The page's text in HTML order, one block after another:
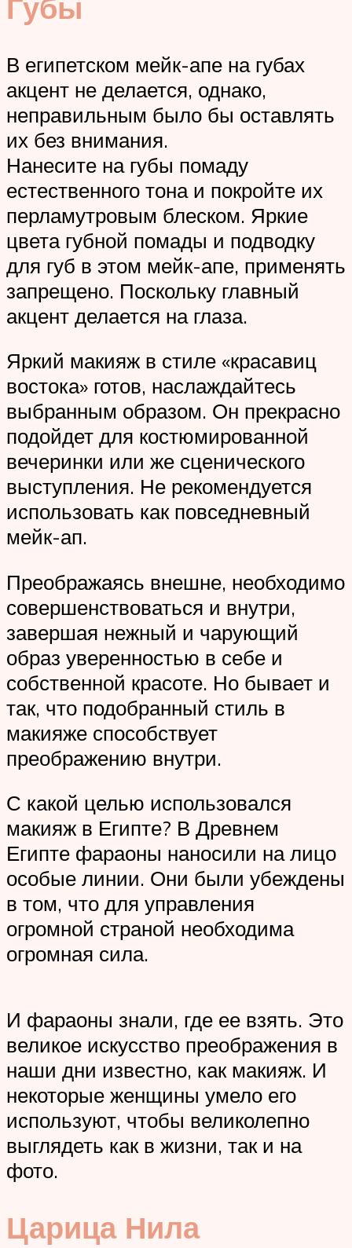
В египетском мейк-апе на губах
акцент не делается, однако,
неправильным было бы оставлять
их без внимания.
Нанесите на губы помаду
естественного тона и покройте их
перламутровым блеском. Яркие
цвета губной помады и подводку
для губ в этом мейк-апе, применять
запрещено. Поскольку главный
акцент делается на глаза.
Яркий макияж в стиле «красавиц
востока» готов, наслаждайтесь
выбранным образом. Он прекрасно
подойдет для костюмированной
вечеринки или же сценического
выступления. Не рекомендуется
использовать как повседневный
мейк-ап.
Преображаясь внешне, необходимо
совершенствоваться и внутри,
завершая нежный и чарующий
образ уверенностью в себе и
собственной красоте. Но бывает и
так, что подобранный стиль в
макияже способствует
преображению внутри.
С какой целью использовался
макияж в Египте? В Древнем
Египте фараоны наносили на лицо
особые линии. Они были убеждены
в том, что для управления
огромной страной необходима
огромная сила.
И фараоны знали, где ее взять. Это
великое искусство преображения в
наши дни известно, как макияж. И
некоторые женщины умело его
используют, чтобы великолепно
выглядеть как в жизни, так и на
фото.
Царица Нила